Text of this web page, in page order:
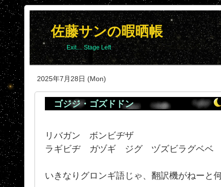
佐藤サンの暇晒帳
Exit.... Stage Left
2025年7月28日 (Mon)
ゴジジ・ゴズドドン
リバガン ボンビヂザ
ラギビヂ ガヅギ ジグ ヅズビラグベベ
いきなりグロンギ語じゃ、翻訳機がねーと